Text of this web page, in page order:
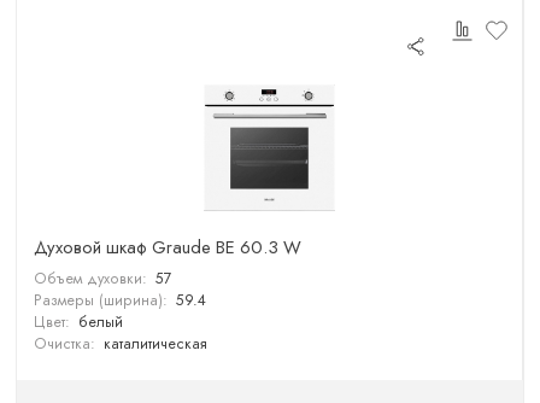
Духовой шкаф Graude BE 60.3 W
Объем духовки: 57
Размеры (ширина): 59.4
Цвет: белый
Очистка: каталитическая